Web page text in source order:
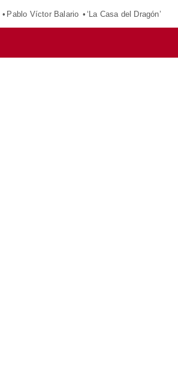
Pablo Víctor Balario ‘La Casa del Dragón’